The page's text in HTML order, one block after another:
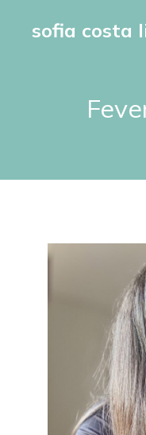
sofia costa